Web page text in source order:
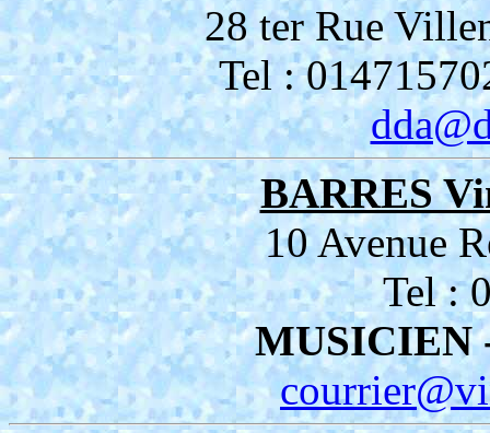
28 ter Rue
Tel :
BARRES
10 Avenue
Tel :
MUSICIEN